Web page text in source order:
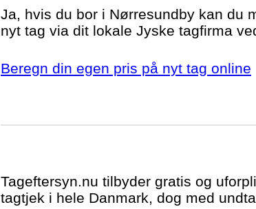
Ja, hvis du bor i Nørresundby kan du
nyt tag via dit lokale Jyske tagfirma
Beregn din egen pris på nyt tag online
Tageftersyn.nu tilbyder gratis og
tagtjek i hele Danmark, dog med